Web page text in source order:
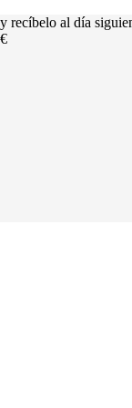
y recíbelo al día